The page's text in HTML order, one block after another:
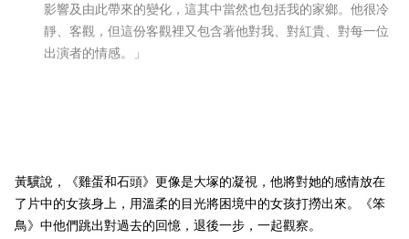
影響及由此帶來的變化，這其中當然也包括我的家鄉。他很冷
靜、客觀，但這份客觀裡又包含著他對我、對紅貴、對每一位
出演者的情感。」
黃驥說，《雞蛋和石頭》更像是大塚的凝視，他將對她的感情放在
了片中的女孩身上，用溫柔的目光將困境中的女孩打撈出來。《笨
鳥》中他們跳出對過去的回憶，退後一步，一起觀察。